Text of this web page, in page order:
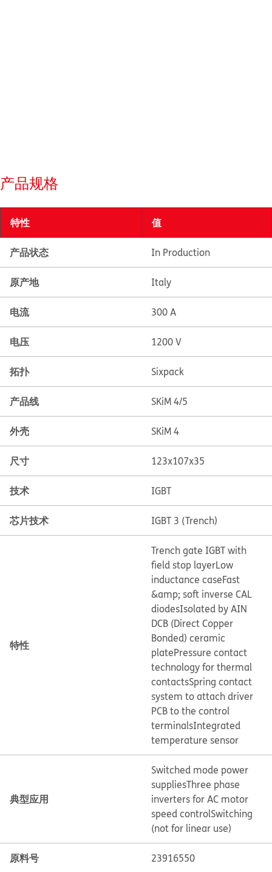
产品规格
特性 值
产品状态 In Production
原产地 Italy
电流 300 A
电压 1200 V
拓扑 Sixpack
产品线 SKiM 4/5
外壳 SKiM 4
尺寸 123x107x35
技术 IGBT
芯片技术 IGBT 3 (Trench)
特性
Trench gate IGBT with
field stop layerLow
inductance caseFast
&amp; soft inverse CAL
diodesIsolated by AIN
DCB (Direct Copper
Bonded) ceramic
platePressure contact
technology for thermal
contactsSpring contact
system to attach driver
PCB to the control
terminalsIntegrated
temperature sensor
典型应用
Switched mode power
suppliesThree phase
inverters for AC motor
speed controlSwitching
(not for linear use)
原料号 23916550